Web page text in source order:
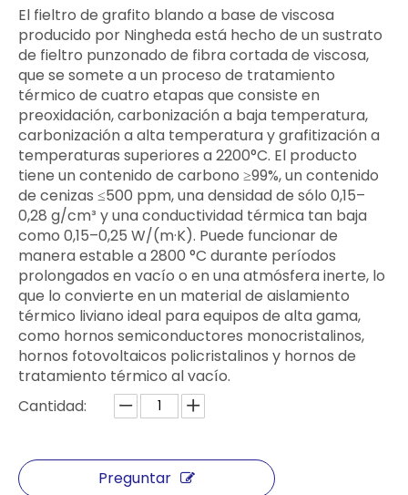
El fieltro de grafito blando a base de viscosa
producido por Ningheda está hecho de un sustrato
de fieltro punzonado de fibra cortada de viscosa,
que se somete a un proceso de tratamiento
térmico de cuatro etapas que consiste en
preoxidación, carbonización a baja temperatura,
carbonización a alta temperatura y grafitización a
temperaturas superiores a 2200°C. El producto
tiene un contenido de carbono ≥99%, un contenido
de cenizas ≤500 ppm, una densidad de sólo 0,15–
0,28 g/cm³ y una conductividad térmica tan baja
como 0,15–0,25 W/(m·K). Puede funcionar de
manera estable a 2800 °C durante períodos
prolongados en vacío o en una atmósfera inerte, lo
que lo convierte en un material de aislamiento
térmico liviano ideal para equipos de alta gama,
como hornos semiconductores monocristalinos,
hornos fotovoltaicos policristalinos y hornos de
tratamiento térmico al vacío.
Cantidad:
Preguntar